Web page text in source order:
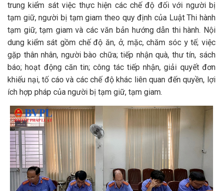
trung kiểm sát việc thực hiện các chế độ đối với người bị
tạm giữ, người bị tạm giam theo quy định của Luật Thi hành
tạm giữ, tạm giam và các văn bản hướng dẫn thi hành. Nội
dung kiểm sát gồm chế độ ăn, ở, mặc, chăm sóc y tế; việc
gặp thân nhân, người bào chữa; tiếp nhận quà, thư tín, sách
báo; hoạt động căn tin; công tác tiếp nhận, giải quyết đơn
khiếu nại, tố cáo và các chế độ khác liên quan đến quyền, lợi
ích hợp pháp của người bị tạm giữ, tạm giam.